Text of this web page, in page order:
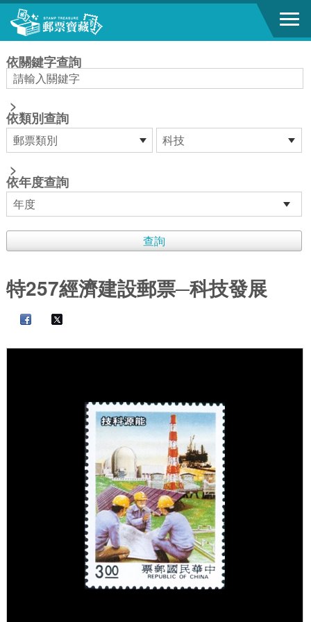
跳到主要內容區塊
依關鍵字查詢
>
依類別查詢
>
依年度查詢
特257經濟建設郵票─科技發展